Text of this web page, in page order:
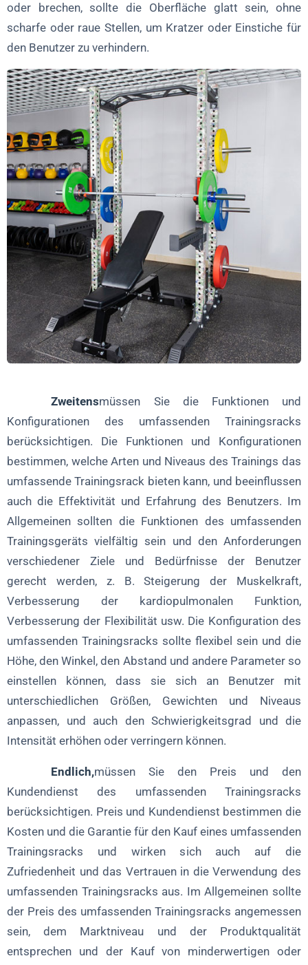
oder brechen, sollte die Oberfläche glatt sein, ohne
scharfe oder raue Stellen, um Kratzer oder Einstiche für
den Benutzer zu verhindern.
Zweitensmüssen Sie die Funktionen und
Konfigurationen des umfassenden Trainingsracks
berücksichtigen. Die Funktionen und Konfigurationen
bestimmen, welche Arten und Niveaus des Trainings das
umfassende Trainingsrack bieten kann, und beeinflussen
auch die Effektivität und Erfahrung des Benutzers. Im
Allgemeinen sollten die Funktionen des umfassenden
Trainingsgeräts vielfältig sein und den Anforderungen
verschiedener Ziele und Bedürfnisse der Benutzer
gerecht werden, z. B. Steigerung der Muskelkraft,
Verbesserung der kardiopulmonalen Funktion,
Verbesserung der Flexibilität usw. Die Konfiguration des
umfassenden Trainingsracks sollte flexibel sein und die
Höhe, den Winkel, den Abstand und andere Parameter so
einstellen können, dass sie sich an Benutzer mit
unterschiedlichen Größen, Gewichten und Niveaus
anpassen, und auch den Schwierigkeitsgrad und die
Intensität erhöhen oder verringern können.
Endlich,müssen Sie den Preis und den
Kundendienst des umfassenden Trainingsracks
berücksichtigen. Preis und Kundendienst bestimmen die
Kosten und die Garantie für den Kauf eines umfassenden
Trainingsracks und wirken sich auch auf die
Zufriedenheit und das Vertrauen in die Verwendung des
umfassenden Trainingsracks aus. Im Allgemeinen sollte
der Preis des umfassenden Trainingsracks angemessen
sein, dem Marktniveau und der Produktqualität
entsprechen und der Kauf von minderwertigen oder